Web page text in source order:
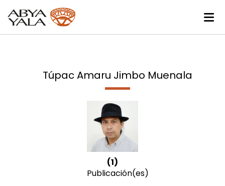
Túpac Amaru Jimbo Muenala
(1)
Publicación(es)